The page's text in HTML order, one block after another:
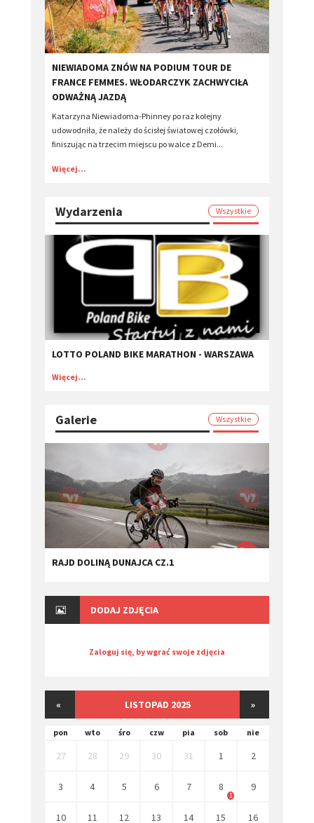
​NIEWIADOMA ZNÓW NA PODIUM TOUR DE
FRANCE FEMMES. WŁODARCZYK ZACHWYCIŁA
ODWAŻNĄ JAZDĄ
Katarzyna Niewiadoma-Phinney po raz kolejny
udowodniła, że należy do ścisłej światowej czołówki,
finiszując na trzecim miejscu po walce z Demi...
Więcej...
Wydarzenia Wszystkie
LOTTO POLAND BIKE MARATHON - WARSZAWA
Więcej...
Galerie Wszystkie
RAJD DOLINĄ DUNAJCA CZ.1
DODAJ ZDJĘCIA
Zaloguj się, by wgrać swoje zdjęcia
« LISTOPAD 2025 »
pon wto śro czw pia sob nie
27 28 29 30 31 1 2
3 4 5 6 7 8
1
9
10 11 12 13 14 15 16